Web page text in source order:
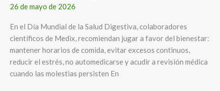
26 de mayo de 2026
En el Día Mundial de la Salud Digestiva, colaboradores
científicos de Medix, recomiendan jugar a favor del bienestar:
mantener horarios de comida, evitar excesos continuos,
reducir el estrés, no automedicarse y acudir a revisión médica
cuando las molestias persisten En